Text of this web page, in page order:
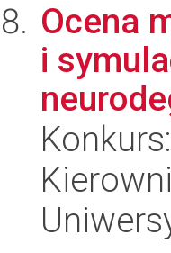
Ocena
i
Konkurs: